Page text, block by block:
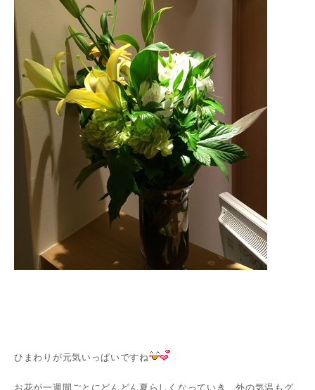
ひまわりが元気いっぱいですね
お花が一週間ごとにどんどん夏らしくなっていき、外の気温もグ